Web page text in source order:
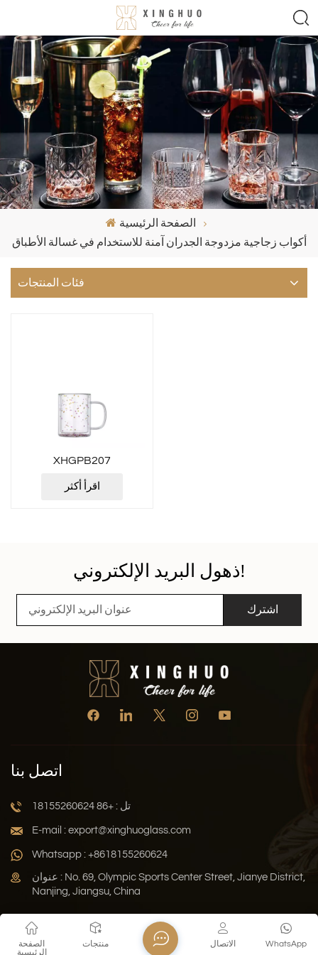
الصفحة الرئيسية
أكواب زجاجية مزدوجة الجدران آمنة للاستخدام في غسالة الأطباق
فئات المنتجات
XHGPB207
اقرأ أكثر
ذهول البريد الإلكتروني!
اشترك
اتصل بنا
تل : +86 18155260624
E-mail : export@xinghuoglass.com
Whatsapp : +8618155260624
عنوان : No. 69, Olympic Sports Center Street, Jianye District,
Nanjing, Jiangsu, China
Xml سياسة الخصوصية المدونة
خريطة الموقع
الصفحة
الرئيسية
منتجات WhatsApp الاتصال